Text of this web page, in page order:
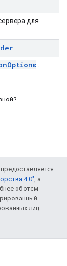
для
4.0", а
об этом
лиц.